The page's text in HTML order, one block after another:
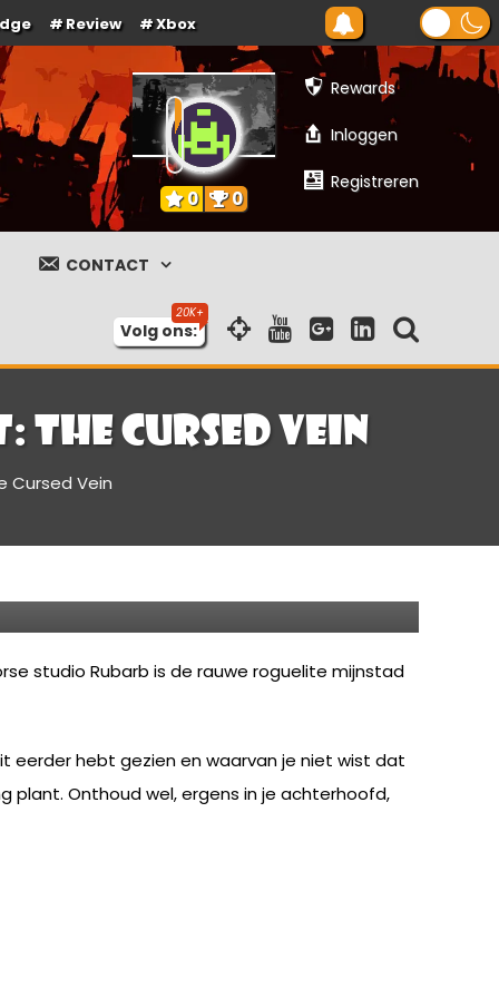
Review Xbox
Rewards
Inloggen
Registreren
0 0
CONTACT
Volg ons:
Cursed Vein
Cursed Vein
studio Rubarb is de rauwe roguelite mijnstad
eerder hebt gezien en waarvan je niet wist dat
plant. Onthoud wel, ergens in je achterhoofd,